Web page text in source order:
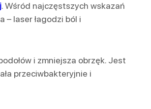
. Wśród najczęstszych wskazań
– laser łagodzi ból i
i zmniejsza obrzęk. Jest
przeciwbakteryjnie i